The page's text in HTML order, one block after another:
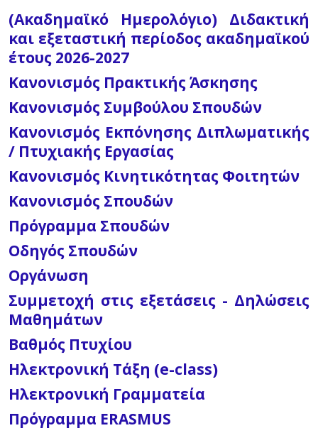
(Ακαδημαϊκό Ημερολόγιο) Διδακτική
και εξεταστική περίοδος ακαδημαϊκού
έτους 2026-2027
Κανονισμός Πρακτικής Άσκησης
Κανονισμός Συμβούλου Σπουδών
Κανονισμός Εκπόνησης Διπλωματικής
/ Πτυχιακής Εργασίας
Κανονισμός Κινητικότητας Φοιτητών
Κανονισμός Σπουδών
Πρόγραμμα Σπουδών
Οδηγός Σπουδών
Οργάνωση
Συμμετοχή στις εξετάσεις - Δηλώσεις
Μαθημάτων
Βαθμός Πτυχίου
Ηλεκτρονική Τάξη (e-class)
Ηλεκτρονική Γραμματεία
Πρόγραμμα ERASMUS